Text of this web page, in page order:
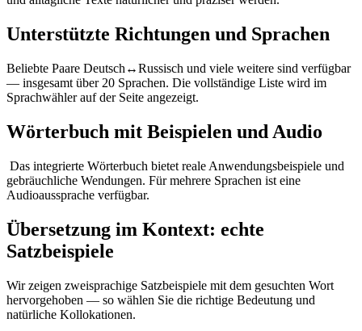
Unterstützte Richtungen und Sprachen
Beliebte Paare Deutsch↔Russisch und viele weitere sind verfügbar
— insgesamt über 20 Sprachen. Die vollständige Liste wird im
Sprachwähler auf der Seite angezeigt.
Wörterbuch mit Beispielen und Audio
Das integrierte Wörterbuch bietet reale Anwendungsbeispiele und
gebräuchliche Wendungen. Für mehrere Sprachen ist eine
Audioaussprache verfügbar.
Übersetzung im Kontext: echte
Satzbeispiele
Wir zeigen zweisprachige Satzbeispiele mit dem gesuchten Wort
hervorgehoben — so wählen Sie die richtige Bedeutung und
natürliche Kollokationen.